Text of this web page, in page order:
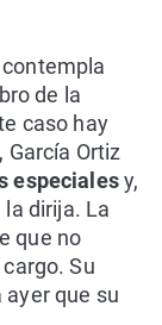
contempla
de la
caso hay
Ortiz
especialesy,
dirija. La
que no
Su
ayer que su